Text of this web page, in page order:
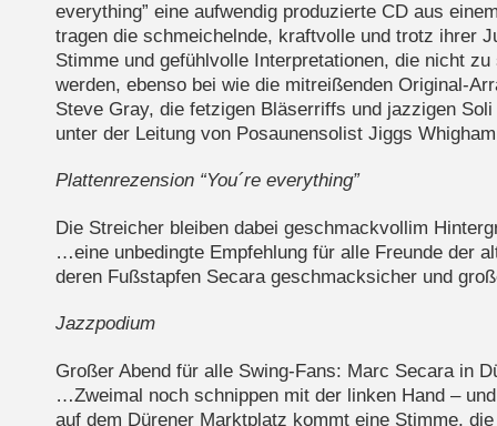
everything” eine aufwendig produzierte CD aus
tragen die schmeichelnde, kraftvolle und trotz ihrer
Stimme und gefühlvolle Interpretationen, die nicht
werden, ebenso bei wie die mitreißenden Original-
Steve Gray, die fetzigen Bläserriffs und jazzigen
unter der Leitung von Posaunensolist Jiggs
Plattenrezension “You´re everything”
Die Streicher bleiben dabei geschmackvollim
…eine unbedingte Empfehlung für alle Freunde der
deren Fußstapfen Secara geschmacksicher und
Jazzpodium
Großer Abend für alle Swing-Fans: Marc Secara in
…Zweimal noch schnippen mit der linken Hand –
auf dem Dürener Marktplatz kommt eine Stimme,